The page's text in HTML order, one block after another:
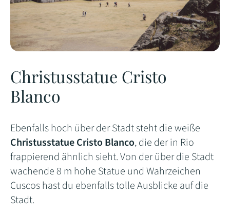
Christusstatue Cristo
Blanco
Ebenfalls hoch über der Stadt steht die weiße
Christusstatue Cristo Blanco, die der in Rio
frappierend ähnlich sieht. Von der über die Stadt
wachende 8 m hohe Statue und Wahrzeichen
Cuscos hast du ebenfalls tolle Ausblicke auf die
Stadt.